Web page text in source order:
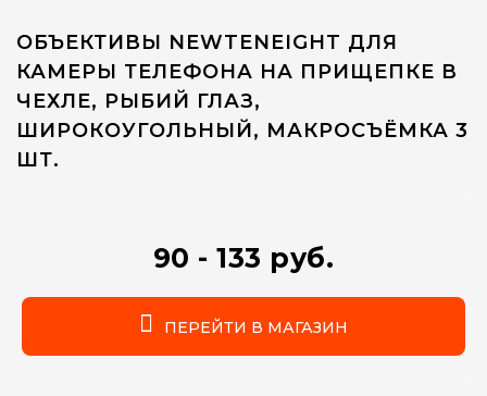
ОБЪЕКТИВЫ NEWTENEIGHT ДЛЯ
КАМЕРЫ ТЕЛЕФОНА НА ПРИЩЕПКЕ В
ЧЕХЛЕ, РЫБИЙ ГЛАЗ,
ШИРОКОУГОЛЬНЫЙ, МАКРОСЪЁМКА 3
ШТ.
90 - 133 руб.
ПЕРЕЙТИ В МАГАЗИН